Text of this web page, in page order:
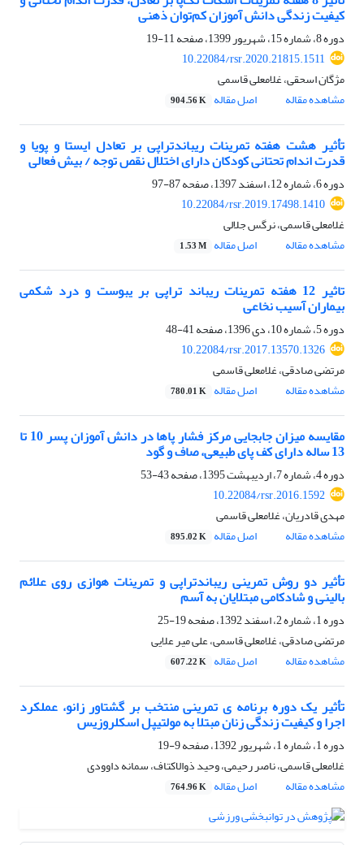
کیفیت زندگی دانش آموزان کم‌توان ذهنی
دوره 8، شماره 15، شهریور 1399، صفحه
11-19
10.22084/rsr.2020.21815.1511
مژگان اسحقی، غلامعلی قاسمی
مشاهده مقاله
اصل مقاله 904.56 K
تأثیر هشت هفته تمرینات ریباندتراپی بر تعادل ایستا و پویا و
قدرت اندام تحتانی کودکان دارای اختلال نقص توجه / بیش فعالی
دوره 6، شماره 12، اسفند 1397، صفحه
87-97
10.22084/rsr.2019.17498.1410
غلامعلی قاسمی، نرگس جلالی
مشاهده مقاله
اصل مقاله 1.53 M
تاثیر 12 هفته تمرینات ریباند تراپی بر یبوست و درد شکمی
بیماران آسیب نخاعی
دوره 5، شماره 10، دی 1396، صفحه
41-48
10.22084/rsr.2017.13570.1326
مرتضی صادقی، غلامعلی قاسمی
مشاهده مقاله
اصل مقاله 780.01 K
مقایسه میزان جابجایی مرکز فشار پاها در دانش آموزان پسر 10 تا
13 ساله دارای کف پای طبیعی، صاف و گود
دوره 4، شماره 7، اردیبهشت 1395، صفحه
43-53
10.22084/rsr.2016.1592
مهدی قادریان، غلامعلی قاسمی
مشاهده مقاله
اصل مقاله 895.02 K
تأثیر دو روش تمرینی ریباندتراپی و تمرینات هوازی روی علائم
بالینی و شادکامی مبتلایان به آسم
دوره 1، شماره 2، اسفند 1392، صفحه
19-25
مرتضی صادقی، غلامعلی قاسمی، علی میر علایی
مشاهده مقاله
اصل مقاله 607.22 K
تأثیر یک دوره برنامه ی تمرینی منتخب بر گشتاور زانو، عملکرد
اجرا و کیفیت زندگی زنان مبتلا به مولتیپل اسکلروزیس
دوره 1، شماره 1، شهریور 1392، صفحه
9-19
غلامعلی قاسمی، ناصر رحیمی، وحید ذوالاکتاف، سمانه داوودی
مشاهده مقاله
اصل مقاله 764.96 K